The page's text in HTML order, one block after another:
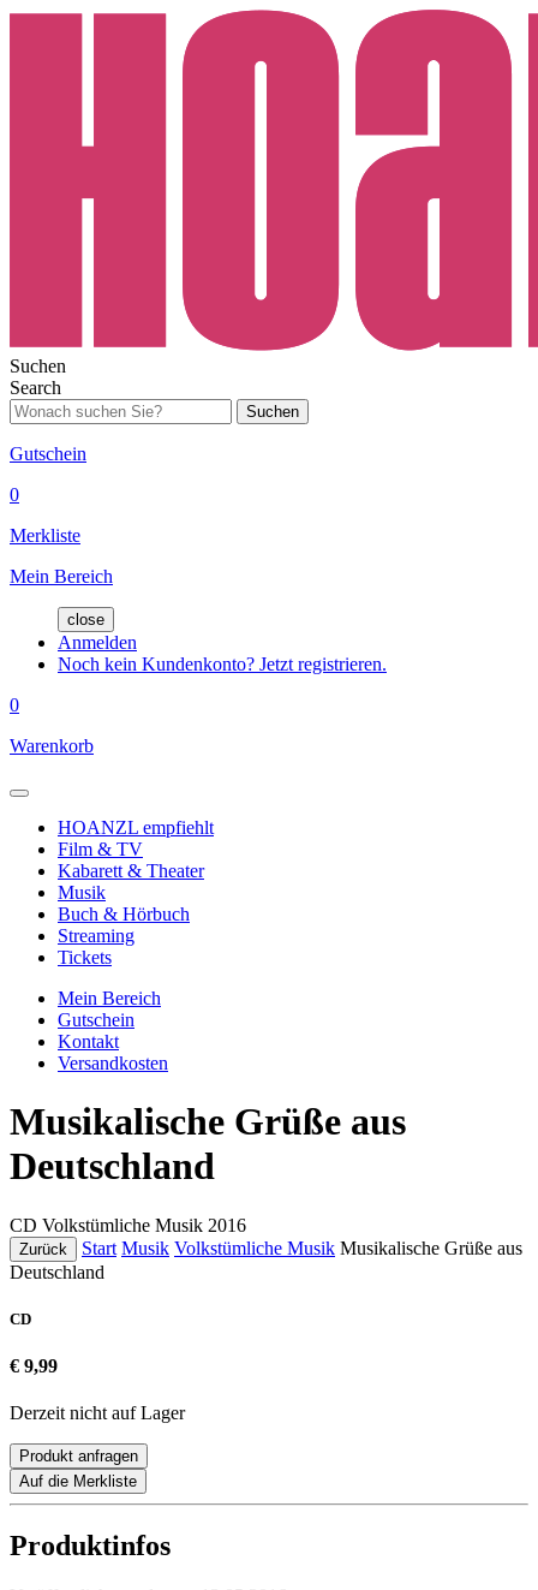
Suchen
Search
Suchen
Gutschein
0
Merkliste
Mein Bereich
close
Anmelden
Noch kein Kundenkonto? Jetzt registrieren.
0
Warenkorb
HOANZL empfiehlt
Film & TV
Kabarett & Theater
Musik
Buch & Hörbuch
Streaming
Tickets
Mein Bereich
Gutschein
Kontakt
Versandkosten
Musikalische Grüße aus
Deutschland
CD Volkstümliche Musik 2016
Zurück Start Musik Volkstümliche Musik Musikalische Grüße aus
Deutschland
CD
€ 9,99
Derzeit nicht auf Lager
Produkt anfragen
Auf die Merkliste
Produktinfos